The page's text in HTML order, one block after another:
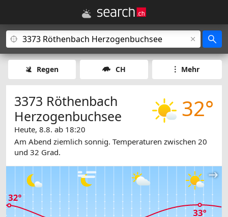
Regen CH Mehr
32°
3373 Röthenbach
Herzogenbuchsee
Heute, 8.8. ab 18:20
Am Abend ziemlich sonnig. Temperaturen zwischen 20
und 32 Grad.